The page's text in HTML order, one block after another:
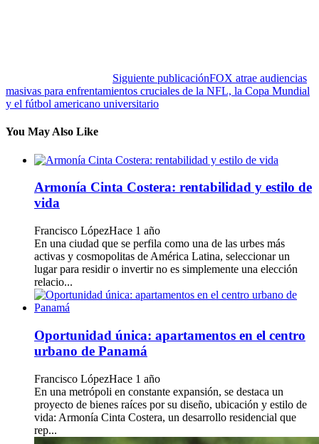
Siguiente publicaciónFOX atrae audiencias
masivas para enfrentamientos cruciales de la NFL, la Copa Mundial
y el fútbol americano universitario
You May Also Like
Armonía Cinta Costera: rentabilidad y estilo de
vida
Francisco LópezHace 1 año
En una ciudad que se perfila como una de las urbes más
activas y cosmopolitas de América Latina, seleccionar un
lugar para residir o invertir no es simplemente una elección
relacio...
Oportunidad única: apartamentos en el centro
urbano de Panamá
Francisco LópezHace 1 año
En una metrópoli en constante expansión, se destaca un
proyecto de bienes raíces por su diseño, ubicación y estilo de
vida: Armonía Cinta Costera, un desarrollo residencial que
rep...